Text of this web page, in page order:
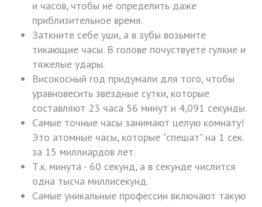
и часов, чтобы не определить даже
приблизительное время.
Заткните себе уши, а в зубы возьмите
тикающие часы. В голове почуствуете гулкие и
тяжелые удары.
Високосный год придумали для того, чтобы
уравновесить звёздные сутки, которые
составляют 23 часа 56 минут и 4,091 секунды.
Самые точные часы занимают целую комнату!
Это атомные часы, которые "спешат" на 1 сек.
за 15 миллиардов лет.
Т.к. минута - 60 секунд, а в секунде числится
одна тысча миллисекунд.
Самые уникальные профессии включают такую